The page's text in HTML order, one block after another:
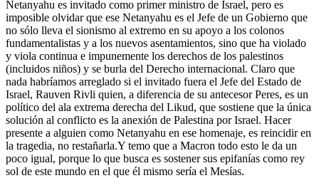
Netanyahu es invitado como primer ministro de Israel, pero es
imposible olvidar que ese Netanyahu es el Jefe de un Gobierno que
no sólo lleva el sionismo al extremo en su apoyo a los colonos
fundamentalistas y a los nuevos asentamientos, sino que ha violado
y viola continua e impunemente los derechos de los palestinos
(incluidos niños) y se burla del Derecho internacional. Claro que
nada habríamos arreglado si el invitado fuera el Jefe del Estado de
Israel, Rauven Rivli quien, a diferencia de su antecesor Peres, es un
político del ala extrema derecha del Likud, que sostiene que la única
solución al conflicto es la anexión de Palestina por Israel. Hacer
presente a alguien como Netanyahu en ese homenaje, es reincidir en
la tragedia, no restañarla.Y temo que a Macron todo esto le da un
poco igual, porque lo que busca es sostener sus epifanías como rey
sol de este mundo en el que él mismo sería el Mesías.